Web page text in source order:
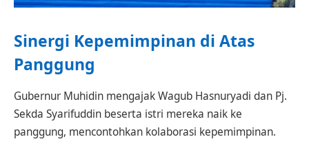
Sinergi Kepemimpinan di Atas
Panggung
Gubernur Muhidin mengajak Wagub Hasnuryadi dan Pj.
Sekda Syarifuddin beserta istri mereka naik ke
panggung, mencontohkan kolaborasi kepemimpinan.